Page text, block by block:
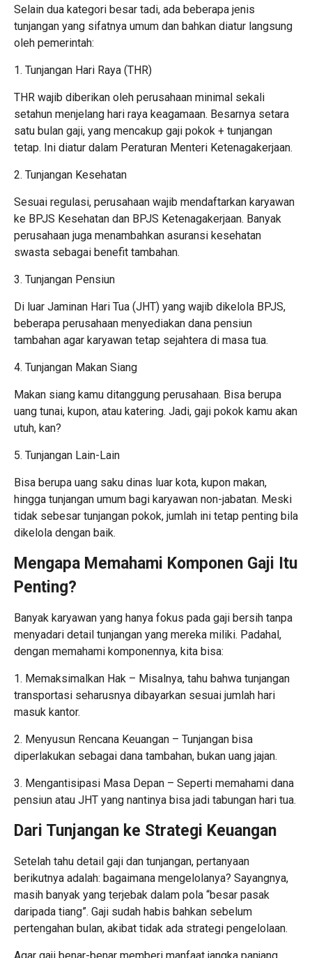
Selain dua kategori besar tadi, ada beberapa jenis
tunjangan yang sifatnya umum dan bahkan diatur langsung
oleh pemerintah:
1. Tunjangan Hari Raya (THR)
THR wajib diberikan oleh perusahaan minimal sekali
setahun menjelang hari raya keagamaan. Besarnya setara
satu bulan gaji, yang mencakup gaji pokok + tunjangan
tetap. Ini diatur dalam Peraturan Menteri Ketenagakerjaan.
2. Tunjangan Kesehatan
Sesuai regulasi, perusahaan wajib mendaftarkan karyawan
ke BPJS Kesehatan dan BPJS Ketenagakerjaan. Banyak
perusahaan juga menambahkan asuransi kesehatan
swasta sebagai benefit tambahan.
3. Tunjangan Pensiun
Di luar Jaminan Hari Tua (JHT) yang wajib dikelola BPJS,
beberapa perusahaan menyediakan dana pensiun
tambahan agar karyawan tetap sejahtera di masa tua.
4. Tunjangan Makan Siang
Makan siang kamu ditanggung perusahaan. Bisa berupa
uang tunai, kupon, atau katering. Jadi, gaji pokok kamu akan
utuh, kan?
5. Tunjangan Lain-Lain
Bisa berupa uang saku dinas luar kota, kupon makan,
hingga tunjangan umum bagi karyawan non-jabatan. Meski
tidak sebesar tunjangan pokok, jumlah ini tetap penting bila
dikelola dengan baik.
Mengapa Memahami Komponen Gaji Itu
Penting?
Banyak karyawan yang hanya fokus pada gaji bersih tanpa
menyadari detail tunjangan yang mereka miliki. Padahal,
dengan memahami komponennya, kita bisa:
1. Memaksimalkan Hak – Misalnya, tahu bahwa tunjangan
transportasi seharusnya dibayarkan sesuai jumlah hari
masuk kantor.
2. Menyusun Rencana Keuangan – Tunjangan bisa
diperlakukan sebagai dana tambahan, bukan uang jajan.
3. Mengantisipasi Masa Depan – Seperti memahami dana
pensiun atau JHT yang nantinya bisa jadi tabungan hari tua.
Dari Tunjangan ke Strategi Keuangan
Setelah tahu detail gaji dan tunjangan, pertanyaan
berikutnya adalah: bagaimana mengelolanya? Sayangnya,
masih banyak yang terjebak dalam pola “besar pasak
daripada tiang”. Gaji sudah habis bahkan sebelum
pertengahan bulan, akibat tidak ada strategi pengelolaan.